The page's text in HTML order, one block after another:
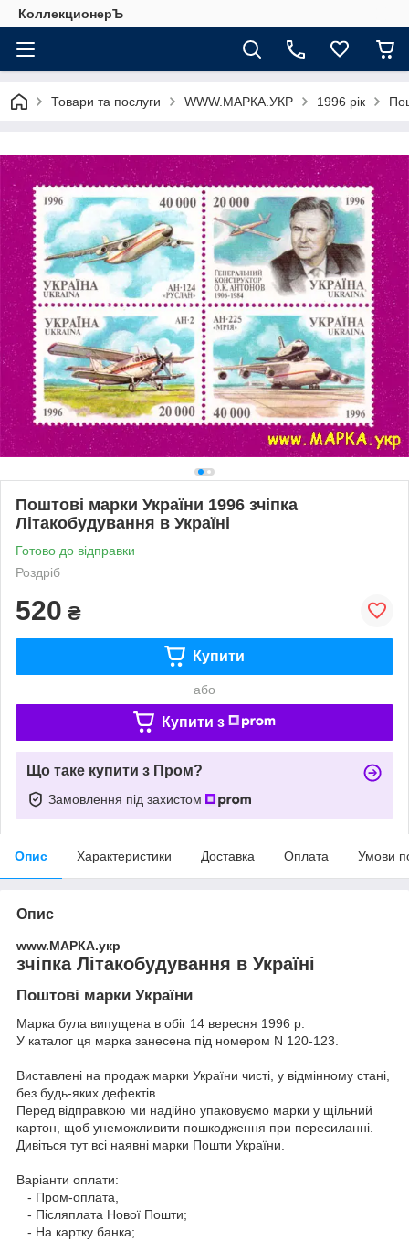
КоллекционерЪ
Товари та послуги WWW.МАРКА.УКР 1996 рік
Поштові марки України 1996 зчіпка
Літакобудування в Україні
Готово до відправки
Роздріб
520 ₴
Купити
або
Купити з
Що таке купити з Пром?
Замовлення під захистом
Опис Характеристики Доставка Оплата Умови
Опис
www.МАРКА.укр
зчіпка Літакобудування в Україні
Поштові марки України
Марка була випущена в обіг 14 вересня 1996 р.
У каталог ця марка занесена під номером N 120-123.
Виставлені на продаж марки України чисті, у відмінному стані,
без будь-яких дефектів.
Перед відправкою ми надійно упаковуємо марки у щільний
картон, щоб унеможливити пошкодження при пересиланні.
Дивіться тут всі наявні марки Пошти України.
Варіанти оплати:
- Пром-оплата,
- Післяплата Нової Пошти;
- На картку банка;